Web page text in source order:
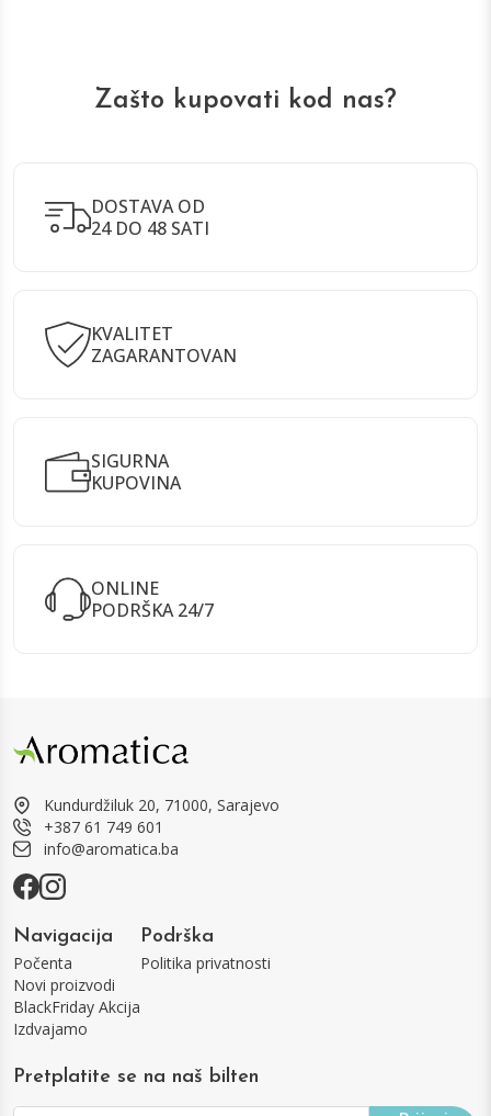
Zašto kupovati kod nas?
DOSTAVA OD
24 DO 48 SATI
KVALITET
ZAGARANTOVAN
SIGURNA
KUPOVINA
ONLINE
PODRŠKA 24/7
Kundurdžiluk 20, 71000, Sarajevo
+387 61 749 601
info@aromatica.ba
Navigacija
Počenta
Novi proizvodi
BlackFriday Akcija
Izdvajamo
Podrška
Politika privatnosti
Pretplatite se na naš bilten